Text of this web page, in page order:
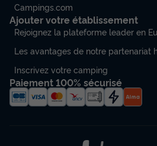
Campings.com
Ajouter votre établissement
Rejoignez la plateforme leader en
Les avantages de notre partenariat
Inscrivez votre camping
Paiement 100% sécurisé